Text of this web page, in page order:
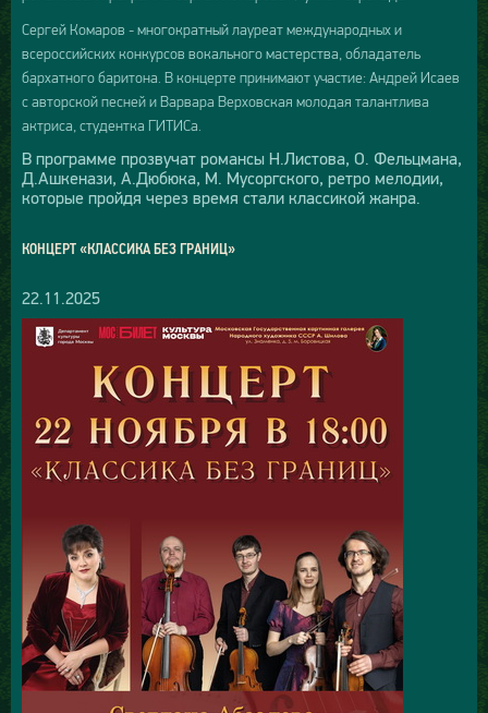
Сергей Комаров - многократный лауреат международных и
всероссийских конкурсов вокального мастерства, обладатель
бархатного баритона. В концерте принимают участие: Андрей Исаев
с авторской песней и Варвара Верховская молодая талантлива
актриса, студентка ГИТИСа.
В программе прозвучат романсы Н.Листова, О. Фельцмана,
Д.Ашкенази, А.Дюбюка, М. Мусоргского, ретро мелодии,
которые пройдя через время стали классикой жанра.
КОНЦЕРТ «КЛАССИКА БЕЗ ГРАНИЦ»
22.11.2025